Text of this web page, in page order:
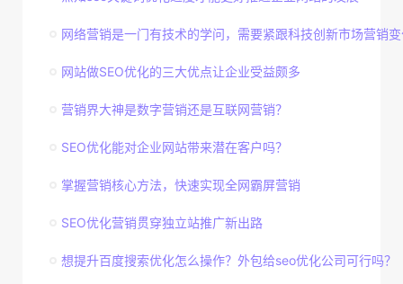
网络营销是一门有技术的学问，需要紧跟科技创新市场营销
网站做SEO优化的三大优点让企业受益颇多
营销界大神是数字营销还是互联网营销？
SEO优化能对企业网站带来潜在客户吗？
掌握营销核心方法，快速实现全网霸屏营销
SEO优化营销贯穿独立站推广新出路
想提升百度搜索优化怎么操作？外包给seo优化公司可行吗？